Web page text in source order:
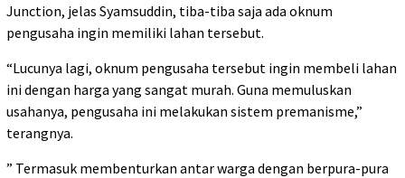
Junction, jelas Syamsuddin, tiba-tiba saja ada oknum
pengusaha ingin memiliki lahan tersebut.
“Lucunya lagi, oknum pengusaha tersebut ingin membeli lahan
ini dengan harga yang sangat murah. Guna memuluskan
usahanya, pengusaha ini melakukan sistem premanisme,”
terangnya.
” Termasuk membenturkan antar warga dengan berpura-pura